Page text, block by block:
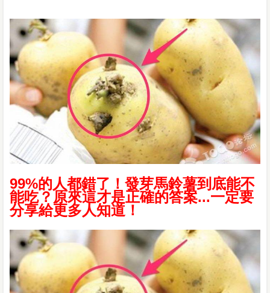
99%的人都錯了！發芽馬鈴薯到底能不
能吃？原來這才是正確的答案...一定要
分享給更多人知道！